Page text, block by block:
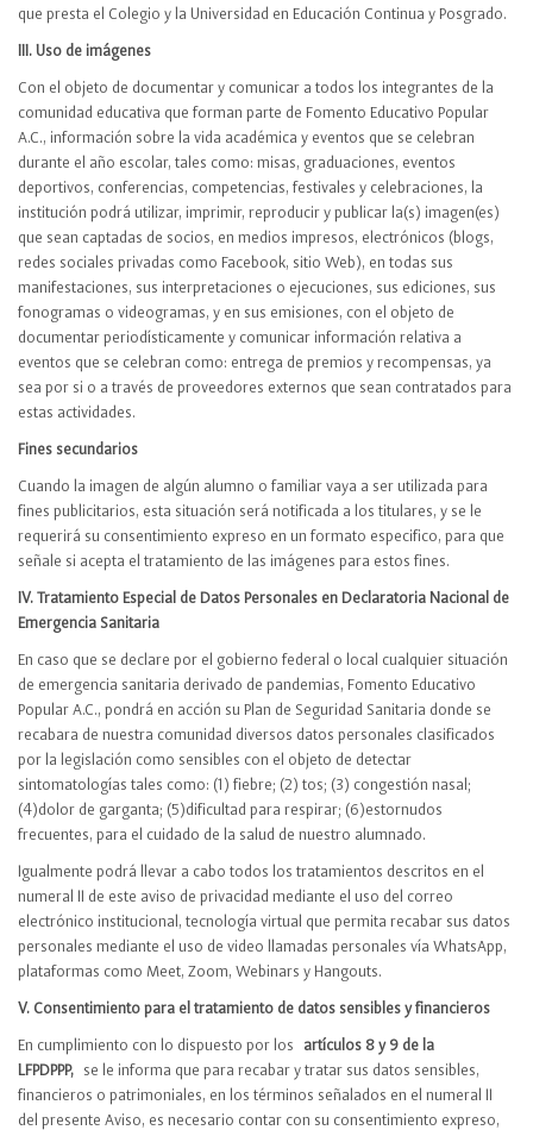
que presta el Colegio y la Universidad en Educación Continua y Posgrado.
III. Uso de imágenes
Con el objeto de documentar y comunicar a todos los integrantes de la
comunidad educativa que forman parte de Fomento Educativo Popular
A.C., información sobre la vida académica y eventos que se celebran
durante el año escolar, tales como: misas, graduaciones, eventos
deportivos, conferencias, competencias, festivales y celebraciones, la
institución podrá utilizar, imprimir, reproducir y publicar la(s) imagen(es)
que sean captadas de socios, en medios impresos, electrónicos (blogs,
redes sociales privadas como Facebook, sitio Web), en todas sus
manifestaciones, sus interpretaciones o ejecuciones, sus ediciones, sus
fonogramas o videogramas, y en sus emisiones, con el objeto de
documentar periodísticamente y comunicar información relativa a
eventos que se celebran como: entrega de premios y recompensas, ya
sea por si o a través de proveedores externos que sean contratados para
estas actividades.
Fines secundarios
Cuando la imagen de algún alumno o familiar vaya a ser utilizada para
fines publicitarios, esta situación será notificada a los titulares, y se le
requerirá su consentimiento expreso en un formato especifico, para que
señale si acepta el tratamiento de las imágenes para estos fines.
IV. Tratamiento Especial de Datos Personales en Declaratoria Nacional de
Emergencia Sanitaria
En caso que se declare por el gobierno federal o local cualquier situación
de emergencia sanitaria derivado de pandemias, Fomento Educativo
Popular A.C., pondrá en acción su Plan de Seguridad Sanitaria donde se
recabara de nuestra comunidad diversos datos personales clasificados
por la legislación como sensibles con el objeto de detectar
sintomatologías tales como: (1) fiebre; (2) tos; (3) congestión nasal;
(4)dolor de garganta; (5)dificultad para respirar; (6)estornudos
frecuentes, para el cuidado de la salud de nuestro alumnado.
Igualmente podrá llevar a cabo todos los tratamientos descritos en el
numeral II de este aviso de privacidad mediante el uso del correo
electrónico institucional, tecnología virtual que permita recabar sus datos
personales mediante el uso de video llamadas personales vía WhatsApp,
plataformas como Meet, Zoom, Webinars y Hangouts.
V. Consentimiento para el tratamiento de datos sensibles y financieros
En cumplimiento con lo dispuesto por los artículos 8 y 9 de la
LFPDPPP, se le informa que para recabar y tratar sus datos sensibles,
financieros o patrimoniales, en los términos señalados en el numeral II
del presente Aviso, es necesario contar con su consentimiento expreso,